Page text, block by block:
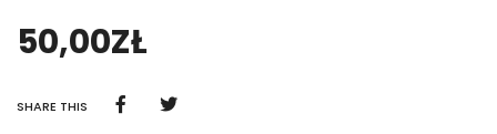
50,00ZŁ
SHARE THIS